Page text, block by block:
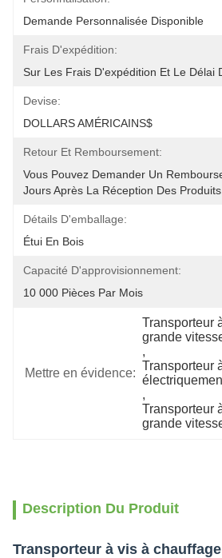
Demande Personnalisée Disponible
Frais D'expédition:
Sur Les Frais D'expédition Et Le Délai
Devise:
DOLLARS AMÉRICAINS$
Retour Et Remboursement:
Vous Pouvez Demander Un
Jours Après La Réception Des Produits.
Détails D'emballage:
Étui En Bois
Capacité D'approvisionnement:
10 000 Pièces Par Mois
Mettre en évidence:
Transporteur
grande
,
Transporteur
,
Transporteur
grande
Description Du Produit
Transporteur à vis à